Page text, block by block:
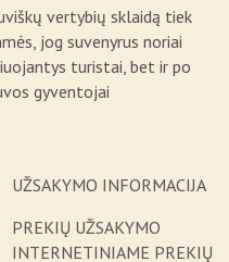
vertybių sklaidą tiek
jog suvenyrus noriai
turistai, bet ir po
gyventojai
UŽSAKYMO INFORMACIJA
PREKIŲ UŽSAKYMO
INTERNETINIAME PREKIŲ